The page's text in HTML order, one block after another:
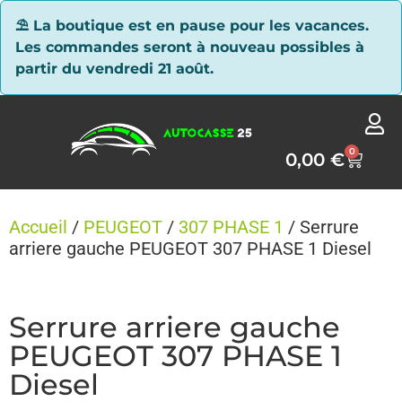
⛱ La boutique est en pause pour les vacances.
Les commandes seront à nouveau possibles à
partir du vendredi 21 août.
0,00€ 0
Accueil / PEUGEOT / 307 PHASE 1 / Serrure
arriere gauche PEUGEOT 307 PHASE 1 Diesel
Serrure arriere gauche
PEUGEOT 307 PHASE 1
Diesel
Panneau de gestion des cookies